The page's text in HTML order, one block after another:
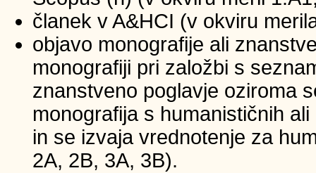
članek v A&HCI (v okviru
objavo monografije ali
monografiji pri založbi s
znanstveno poglavje oziroma
monografija s humanističnih
in se izvaja vrednotenje za
2A, 2B, 3A, 3B).